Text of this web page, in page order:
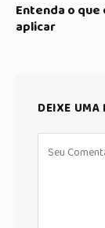
Entenda o
aplicar
DEIXE UMA